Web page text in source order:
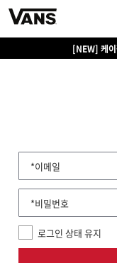
[NEW] 케이
*이메일
*비밀번호
로그인 상태 유지